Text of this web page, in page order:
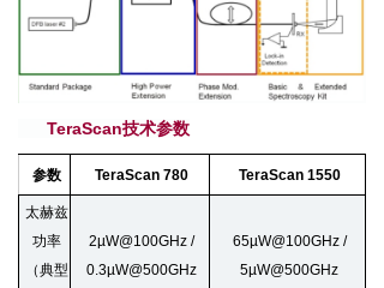
TeraScan技术参数
参数 TeraScan 780 TeraScan 1550
太赫兹
功率
（典型
2µW@100GHz /
0.3µW@500GHz
65µW@100GHz /
5µW@500GHz